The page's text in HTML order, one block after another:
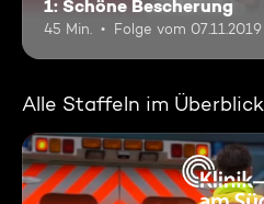
1: Schöne Bescherung
45 Min. Folge vom 07.11.2019
Alle Staffeln im Überblick